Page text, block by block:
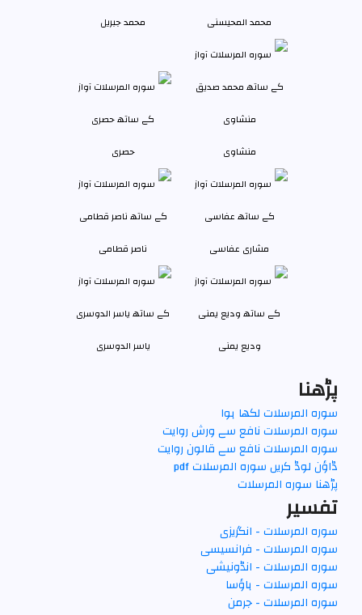
محمد المحیسنی محمد جبريل
منشاوی حصری
مشاری عفاسی ناصر قطامی
وديع يمنی یاسر الدوسری
پڑھنا
سورہ المرسلات لکھا ہوا
سورہ المرسلات نافع سے ورش روایت
سورہ المرسلات نافع سے قالون روایت
ڈاؤن لوڈ کریں سورہ المرسلات pdf
پڑھنا سورہ المرسلات
تفسير
سورہ المرسلات - انگریزی
سورہ المرسلات - فرانسیسی
سورہ المرسلات - انڈونیشی
سورہ المرسلات - ہاؤسا
سورہ المرسلات - جرمن